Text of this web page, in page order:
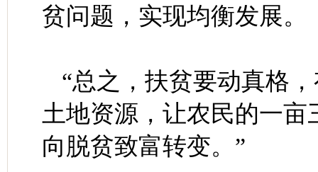
贫问题，实现均衡发展。
“总之，扶贫要动真格
土地资源，让农民的一
向脱贫致富转变。”